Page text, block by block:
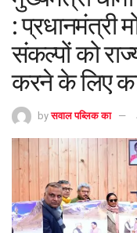
: प्रधानमंत्री
संकल्पों को
करने के लिए
by सवाल पब्लिक का